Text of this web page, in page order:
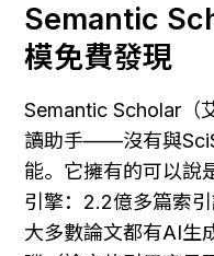
Semantic
模免費發現
Semantic Scholar（
讀助手——沒有與
能。它擁有的可以說
引擎：2.2億多篇索
大多數論文都有AI生